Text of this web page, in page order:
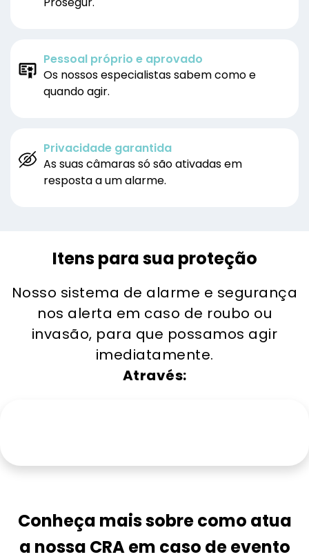
Pessoal próprio e aprovado
Os nossos especialistas sabem como e
quando agir.
Privacidade garantida
As suas câmaras só são ativadas em
resposta a um alarme.
Itens para sua proteção
Nosso sistema de alarme e segurança
nos alerta em caso de roubo ou
invasão, para que possamos agir
imediatamente.
Através:
Conheça mais sobre como atua
a nossa CRA em caso de evento